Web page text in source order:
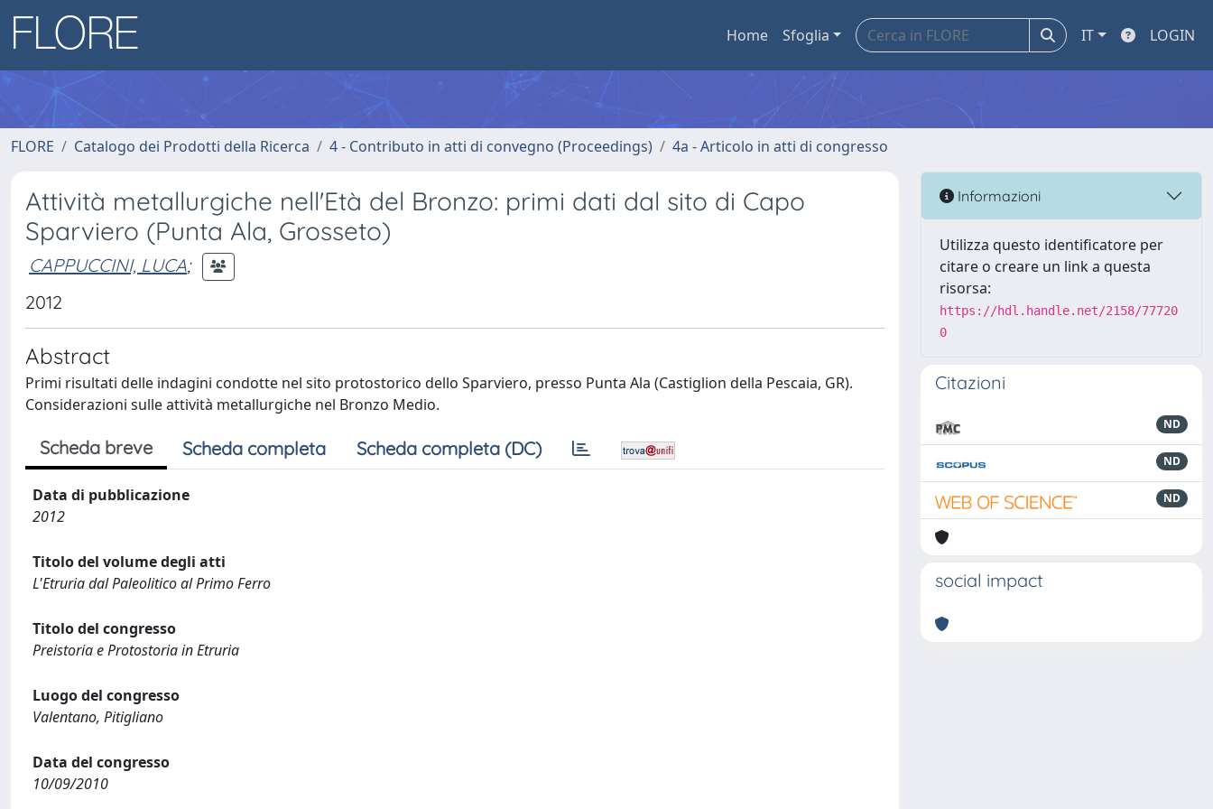
Home Sfoglia IT LOGIN
FLORE Catalogo dei Prodotti della Ricerca 4 - Contributo in atti di convegno (Proceedings) 4a - Articolo in atti di congresso
Attività metallurgiche nell'Età del Bronzo: primi dati dal sito di Capo
Sparviero (Punta Ala, Grosseto)
CAPPUCCINI, LUCA;
2012
Abstract
Primi risultati delle indagini condotte nel sito protostorico dello Sparviero, presso Punta Ala (Castiglion della Pescaia, GR).
Considerazioni sulle attività metallurgiche nel Bronzo Medio.
Scheda breve Scheda completa Scheda completa (DC)
Data di pubblicazione
2012
Titolo del volume degli atti
L'Etruria dal Paleolitico al Primo Ferro
Titolo del congresso
Preistoria e Protostoria in Etruria
Luogo del congresso
Valentano, Pitigliano
Data del congresso
10/09/2010
Informazioni
Utilizza questo identificatore per
citare o creare un link a questa
risorsa:
https://hdl.handle.net/2158/77720
0
Citazioni
ND
ND
ND
social impact